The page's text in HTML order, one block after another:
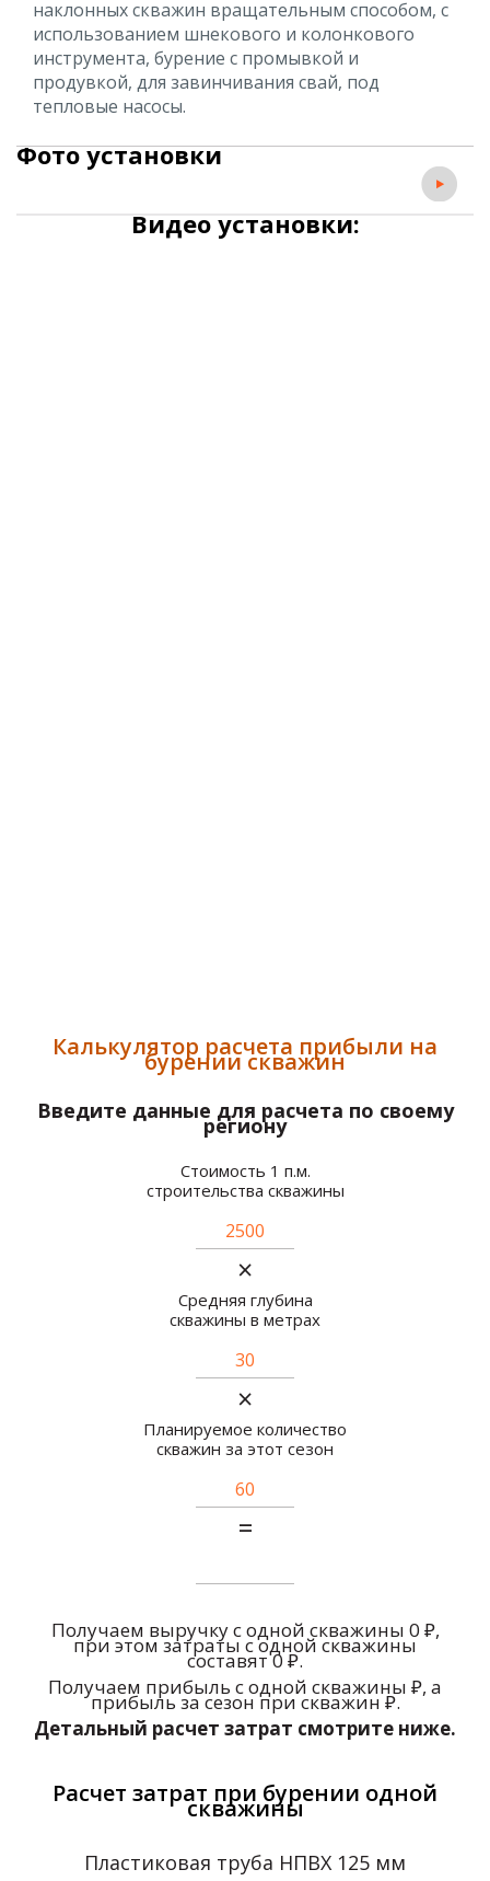
наклонных скважин вращательным способом, с
использованием шнекового и колонкового
инструмента, бурение с промывкой и
продувкой, для завинчивания свай, под
тепловые насосы.
Фото установки
Видео установки:
Калькулятор расчета прибыли на
бурении скважин
Введите данные для расчета по своему
региону
Стоимость 1 п.м.
строительства скважины
×
Средняя глубина
скважины в метрах
×
Планируемое количество
скважин за этот сезон
=
Получаем выручку с одной скважины 0 ₽,
при этом затраты с одной скважины
составят0₽.
Получаем прибыль с одной скважины ₽, а
прибыль за сезон прискважин₽.
Детальный расчет затрат смотрите ниже.
Расчет затрат при бурении одной
скважины
Пластиковая труба НПВХ 125 мм